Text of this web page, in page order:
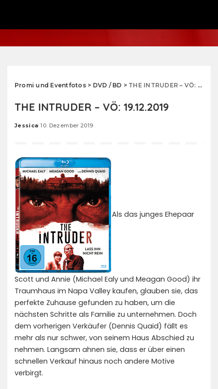
Promi und Eventfotos> DVD / BD > THE INTRUDER – VÖ: 19.12.2019
THE INTRUDER – VÖ: 19.12.2019
Posted
Jessica 10. Dezember 2019
Als das junges Ehepaar
Scott und Annie (Michael Ealy und Meagan Good) ihr
Traumhaus im Napa Valley kaufen, glauben sie, das
perfekte Zuhause gefunden zu haben, um die
nächsten Schritte als Familie zu unternehmen. Doch
dem vorherigen Verkäufer (Dennis Quaid) fällt es
mehr als nur schwer, von seinem Haus Abschied zu
nehmen. Langsam ahnen sie, dass er über einen
schnellen Verkauf hinaus noch andere Motive
verbirgt.